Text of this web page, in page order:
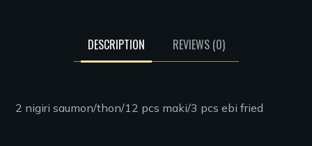
DESCRIPTION REVIEWS (0)
2 nigiri saumon/thon/12 pcs maki/3 pcs ebi fried